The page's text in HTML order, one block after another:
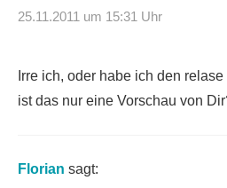
25.11.2011 um 15:31 Uhr
Irre ich, oder habe ich den
ist das nur eine Vorschau von
Florian sagt: